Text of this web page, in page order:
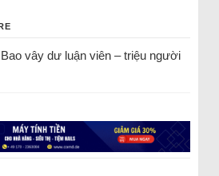
Bao vây dư luận viên – triệu người